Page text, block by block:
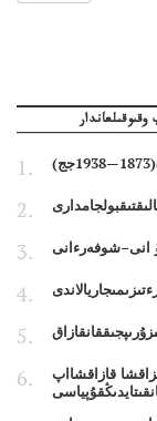
انى–شوفەرءانى
قازاقشااپ